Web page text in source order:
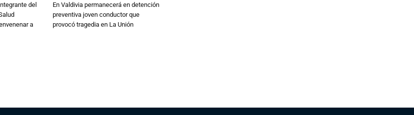
del
a
En Valdivia permanecerá en detención
preventiva joven conductor que
provocó tragedia en La Unión